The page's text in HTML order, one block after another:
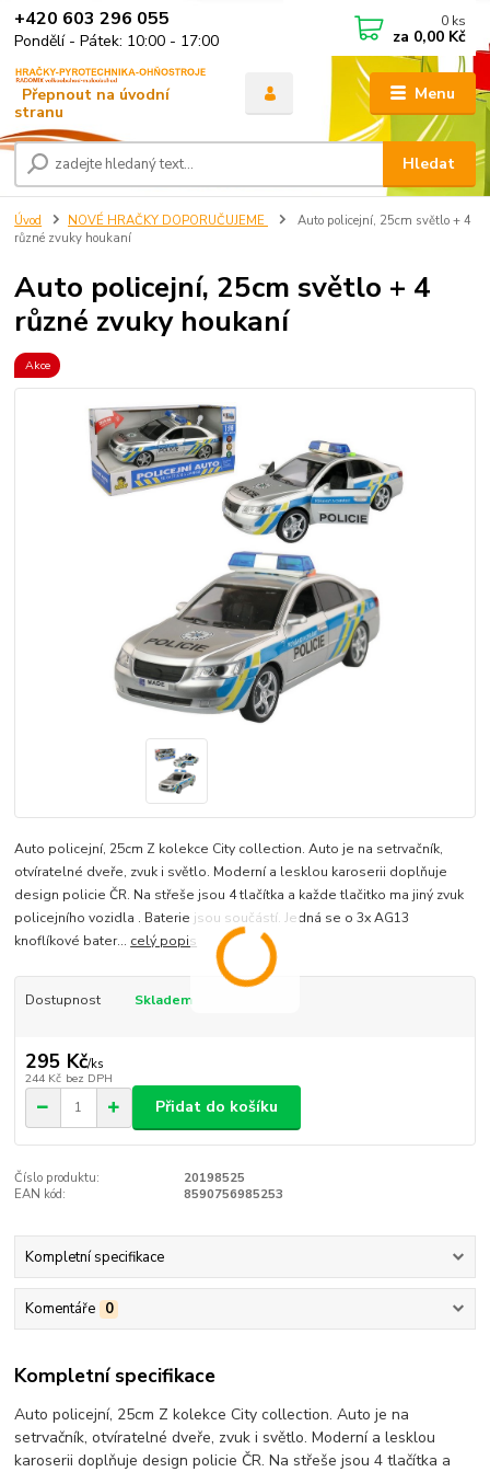
Menu
Hledat
+420 603 296 055
Pondělí - Pátek: 10:00 - 17:00
0 ks
za 0,00 Kč
Úvod NOVÉ HRAČKY DOPORUČUJEME
Auto policejní, 25cm světlo + 4
různé zvuky houkaní
Auto policejní, 25cm světlo + 4
různé zvuky houkaní
Akce
Auto policejní, 25cm Z kolekce City collection. Auto je na setrvačník,
otvíratelné dveře, zvuk i světlo. Moderní a lesklou karoserii doplňuje
design policie ČR. Na střeše jsou 4 tlačítka a každe tlačitko ma jiný zvuk
policejního vozidla . Baterie jsou součástí. Jedná se o 3x AG13
knoflíkové bater... celý popis
Dostupnost Skladem
295 Kč/ks
244 Kč bez DPH
Přidat do košíku
Číslo produktu:
20198525
EAN kód:
8590756985253
Kompletní specifikace
Komentáře 0
Kompletní specifikace
Auto policejní, 25cm Z kolekce City collection. Auto je na
setrvačník, otvíratelné dveře, zvuk i světlo. Moderní a lesklou
karoserii doplňuje design policie ČR. Na střeše jsou 4 tlačítka a